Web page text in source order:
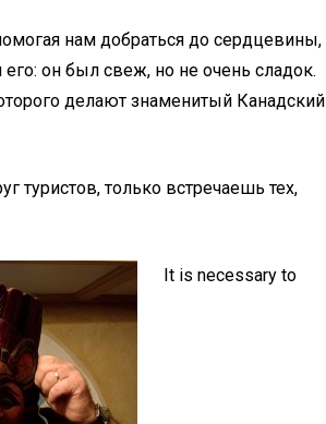
нам добраться до сердцевины,
он был свеж, но не очень сладок.
делают знаменитый Канадский
туристов, только встречаешь тех,
It is necessary to